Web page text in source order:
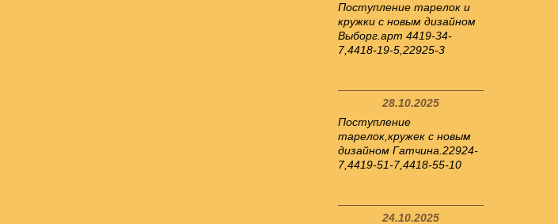
Поступление тарелок и
кружки с новым дизайном
Выборг.арт 4419-34-
7,4418-19-5,22925-3
28.10.2025
Поступление
тарелок,кружек с новым
дизайном Гатчина.22924-
7,4419-51-7,4418-55-10
24.10.2025